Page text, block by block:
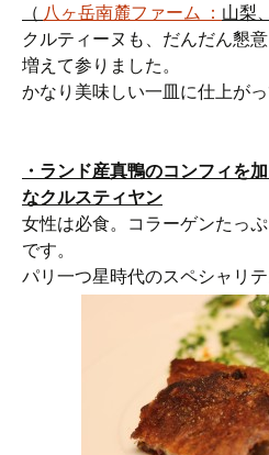
（ 八ヶ岳南麓ファーム ： 山梨、
クルティーヌも、だんだん懇
増えて参りました。
かなり美味しい一皿に仕上がっ
・ ランド産真鴨のコンフィを
なクルスティヤン
女性は必食。コラーゲンたっ
です。
パリ一つ星時代のスペシャリテ